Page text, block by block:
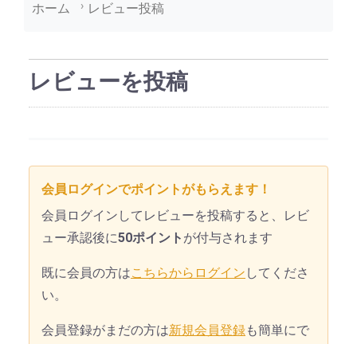
ホーム レビュー投稿
レビューを投稿
会員ログインでポイントがもらえます！
会員ログインしてレビューを投稿すると、レビ
ュー承認後に50ポイント が付与されます
既に会員の方はこちらからログイン してくださ
い。
会員登録がまだの方は新規会員登録も簡単にで